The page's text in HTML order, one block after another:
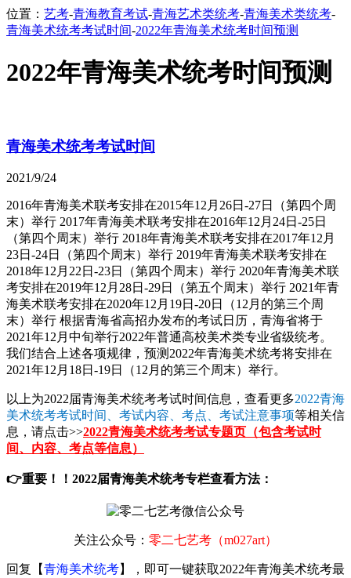
位置： 艺考-青海教育考试-青海艺术类统考-青海美术类统考-
青海美术统考考试时间-2022年青海美术统考时间预测
2022年青海美术统考时间预测
青海美术统考考试时间
2021/9/24
2016年青海美术联考安排在2015年12月26日-27日（第四个周
末）举行 2017年青海美术联考安排在2016年12月24日-25日
（第四个周末）举行 2018年青海美术联考安排在2017年12月
23日-24日（第四个周末）举行 2019年青海美术联考安排在
2018年12月22日-23日（第四个周末）举行 2020年青海美术联
考安排在2019年12月28日-29日（第五个周末）举行 2021年青
海美术联考安排在2020年12月19日-20日（12月的第三个周
末）举行 根据青海省高招办发布的考试日历，青海省将于
2021年12月中旬举行2022年普通高校美术类专业省级统考。
我们结合上述各项规律，预测2022年青海美术统考将安排在
2021年12月18日-19日（12月的第三个周末）举行。
以上为2022届青海美术统考考试时间信息，查看更多2022青海
美术统考考试时间、考试内容、考点、考试注意事项等相关信
息，请点击>>2022青海美术统考考试专题页（包含考试时
间、内容、考点等信息）
👉重要！！2022届青海美术统考专栏查看方法：
关注公众号： 零二七艺考（m027art）
回复【青海美术统考】，即可一键获取2022年青海美术统考最